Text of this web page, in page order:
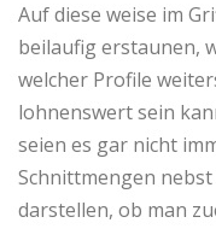
Auf diese weise im
beilaufig erstaunen,
welcher Profile
lohnenswert sein
seien es gar nicht
Schnittmengen
darstellen, ob man